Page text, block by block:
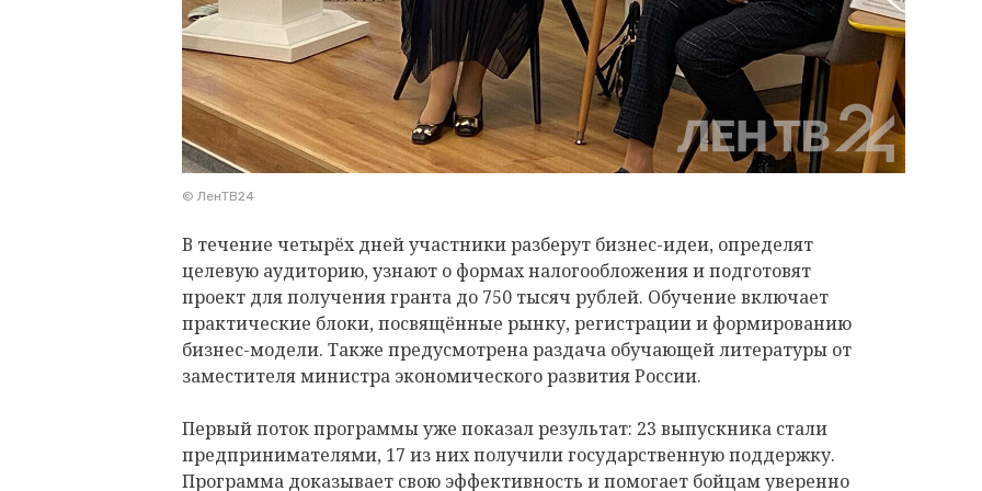
© ЛенТВ24
В течение четырёх дней участники разберут бизнес-идеи, определят
целевую аудиторию, узнают о формах налогообложения и подготовят
проект для получения гранта до 750 тысяч рублей. Обучение включает
практические блоки, посвящённые рынку, регистрации и формированию
бизнес-модели. Также предусмотрена раздача обучающей литературы от
заместителя министра экономического развития России.
Первый поток программы уже показал результат: 23 выпускника стали
предпринимателями, 17 из них получили государственную поддержку.
Программа доказывает свою эффективность и помогает бойцам уверенно